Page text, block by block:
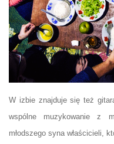
W izbie znajduje się też
wspólne muzykowanie z
młodszego syna właścicieli,